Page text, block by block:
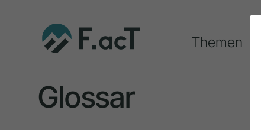
Themen
Glossar